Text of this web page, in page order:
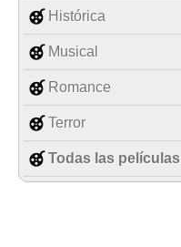
Histórica
Musical
Romance
Terror
Todas las películas